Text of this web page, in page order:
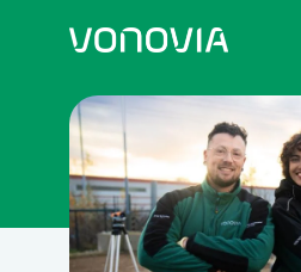
Leistungen
BranchenkompetenzLoading...
Loading...